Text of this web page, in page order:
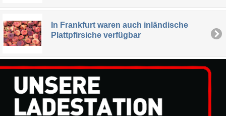
In Frankfurt waren auch inländische
Plattpfirsiche verfügbar